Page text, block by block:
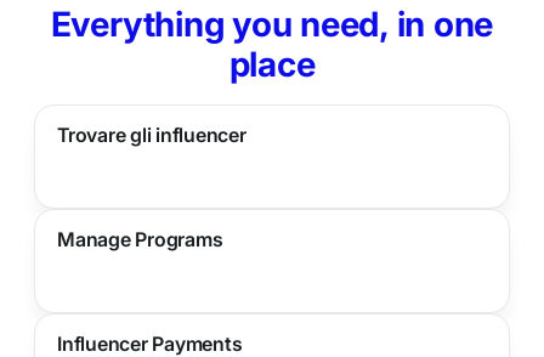
Everything you need, in one
place
Trovare gli influencer
Manage Programs
Influencer Payments